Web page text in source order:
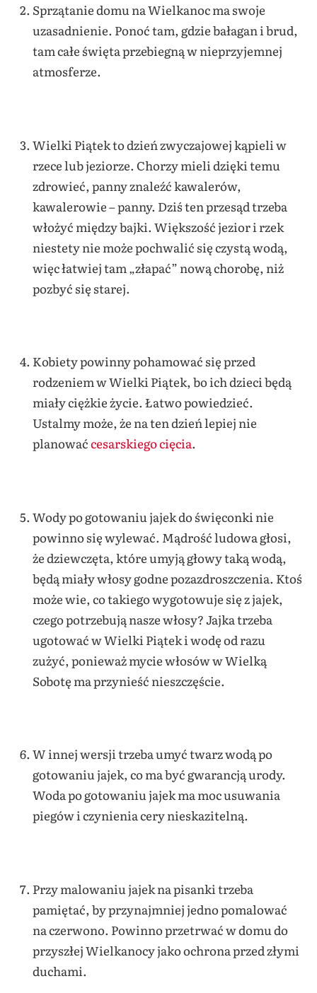
Sprzątanie domu na Wielkanoc ma swoje
uzasadnienie. Ponoć tam, gdzie bałagan i brud,
tam całe święta przebiegną w nieprzyjemnej
atmosferze.
Wielki Piątek to dzień zwyczajowej kąpieli w
rzece lub jeziorze. Chorzy mieli dzięki temu
zdrowieć, panny znaleźć kawalerów,
kawalerowie – panny. Dziś ten przesąd trzeba
włożyć między bajki. Większość jezior i rzek
niestety nie może pochwalić się czystą wodą,
więc łatwiej tam „złapać” nową chorobę, niż
pozbyć się starej.
Kobiety powinny pohamować się przed
rodzeniem w Wielki Piątek, bo ich dzieci będą
miały ciężkie życie. Łatwo powiedzieć.
Ustalmy może, że na ten dzień lepiej nie
planowaćcesarskiego cięcia.
Wody po gotowaniu jajek do święconki nie
powinno się wylewać. Mądrość ludowa głosi,
że dziewczęta, które umyją głowy taką wodą,
będą miały włosy godne pozazdroszczenia. Ktoś
może wie, co takiego wygotowuje się z jajek,
czego potrzebują nasze włosy?Jajka trzeba
ugotować w Wielki Piątek i wodę od razu
zużyć, ponieważ mycie włosów w Wielką
Sobotę ma przynieść nieszczęście.
W innej wersji trzeba umyć twarz wodą po
gotowaniu jajek, co ma być gwarancją urody.
Woda po gotowaniu jajek ma moc usuwania
piegów i czynienia cery nieskazitelną.
Przy malowaniu jajek na pisanki trzeba
pamiętać, by przynajmniej jedno pomalować
na czerwono. Powinno przetrwać w domu do
przyszłej Wielkanocy jako ochrona przed złymi
duchami.